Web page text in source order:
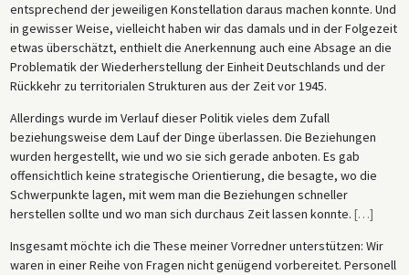
entsprechend der jeweiligen Konstellation daraus machen konnte. Und
in gewisser Weise, vielleicht haben wir das damals und in der Folgezeit
etwas überschätzt, enthielt die Anerkennung auch eine Absage an die
Problematik der Wiederherstellung der Einheit Deutschlands und der
Rückkehr zu territorialen Strukturen aus der Zeit vor 1945.
Allerdings wurde im Verlauf dieser Politik vieles dem Zufall
beziehungsweise dem Lauf der Dinge überlassen. Die Beziehungen
wurden hergestellt, wie und wo sie sich gerade anboten. Es gab
offensichtlich keine strategische Orientierung, die besagte, wo die
Schwerpunkte lagen, mit wem man die Beziehungen schneller
herstellen sollte und wo man sich durchaus Zeit lassen konnte. […]
Insgesamt möchte ich die These meiner Vorredner unterstützen: Wir
waren in einer Reihe von Fragen nicht genügend vorbereitet. Personell